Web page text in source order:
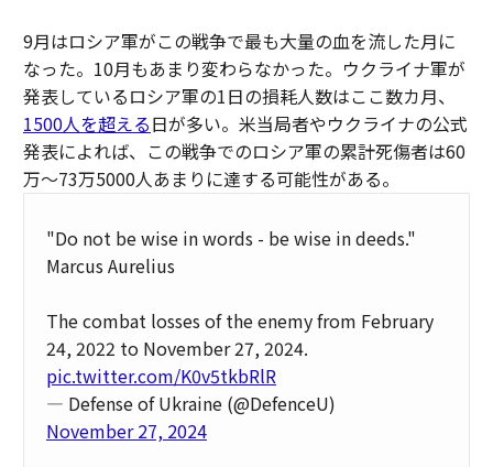
9月はロシア軍がこの戦争で最も大量の血を流した月に
なった。10月もあまり変わらなかった。ウクライナ軍が
発表しているロシア軍の1日の損耗人数はここ数カ月、
1500人を超える日が多い。米当局者やウクライナの公式
発表によれば、この戦争でのロシア軍の累計死傷者は60
万〜73万5000人あまりに達する可能性がある。
"Do not be wise in words - be wise in deeds."
Marcus Aurelius
The combat losses of the enemy from February
24, 2022 to November 27, 2024.
pic.twitter.com/K0v5tkbRlR
— Defense of Ukraine (@DefenceU)
November 27, 2024